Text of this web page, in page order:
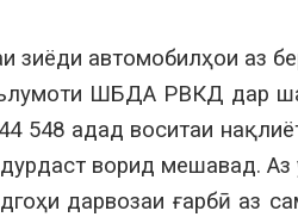
зиёди автомобилҳои аз
ШБДА РВКД дар
548 адад воситаи
ворид мешавад. Аз
дарвозаи ғарбӣ аз